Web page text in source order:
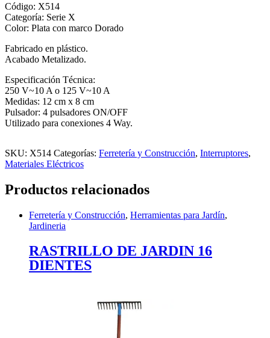
Código: X514
Categoría: Serie X
Color: Plata con marco Dorado
Fabricado en plástico.
Acabado Metalizado.
Especificación Técnica:
250 V~10 A o 125 V~10 A
Medidas: 12 cm x 8 cm
Pulsador: 4 pulsadores ON/OFF
Utilizado para conexiones 4 Way.
SKU: X514 Categorías: Ferretería y Construcción, Interruptores,
Materiales Eléctricos
Productos relacionados
Ferretería y Construcción, Herramientas para Jardín,
Jardineria
RASTRILLO DE JARDIN 16
DIENTES